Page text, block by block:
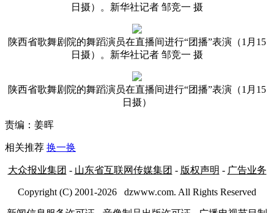
日摄）。新华社记者 邹竞一 摄
陕西省歌舞剧院的舞蹈演员在直播间进行“团播”表演（1月15
日摄）。新华社记者 邹竞一 摄
陕西省歌舞剧院的舞蹈演员在直播间进行“团播”表演（1月15
日摄）
责编：姜晖
相关推荐 换一换
大众报业集团 - 山东省互联网传媒集团 - 版权声明 - 广告业务
Copyright (C) 2001-2026 dzwww.com. All Rights Reserved